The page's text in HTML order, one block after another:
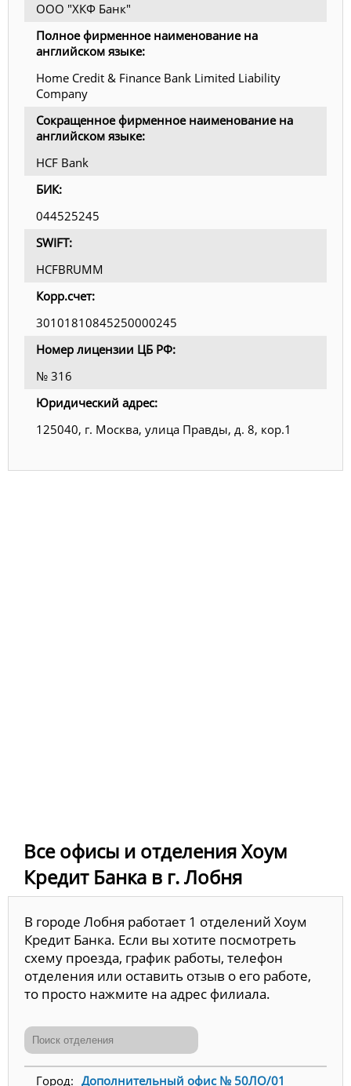
ООО "ХКФ Банк"
Полное фирменное наименование на
английском языке:
Home Credit & Finance Bank Limited Liability
Company
Сокращенное фирменное наименование на
английском языке:
HCF Bank
БИК:
044525245
SWIFT:
HCFBRUMM
Корр.счет:
30101810845250000245
Номер лицензии ЦБ РФ:
№ 316
Юридический адрес:
125040, г. Москва, улица Правды, д. 8, кор.1
Все офисы и отделения Хоум
Кредит Банка в г. Лобня
В городе Лобня работает 1 отделений Хоум
Кредит Банка. Если вы хотите посмотреть
схему проезда, график работы, телефон
отделения или оставить отзыв о его работе,
то просто нажмите на адрес филиала.
Дополнительный офис № 50ЛО/01